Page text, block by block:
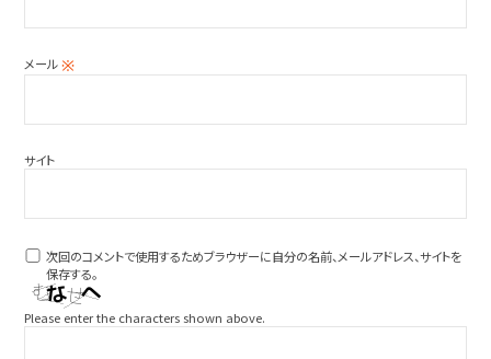
メール※
サイト
次回のコメントで使用するためブラウザーに自分の名前、メールアドレス、サイトを
保存する。
Please enter the characters shown above.